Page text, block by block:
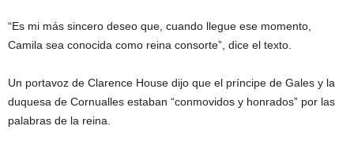
“Es mi más sincero deseo que, cuando llegue ese momento,
Camila sea conocida como reina consorte”, dice el texto.
Un portavoz de Clarence House dijo que el príncipe de Gales y la
duquesa de Cornualles estaban “conmovidos y honrados” por las
palabras de la reina.